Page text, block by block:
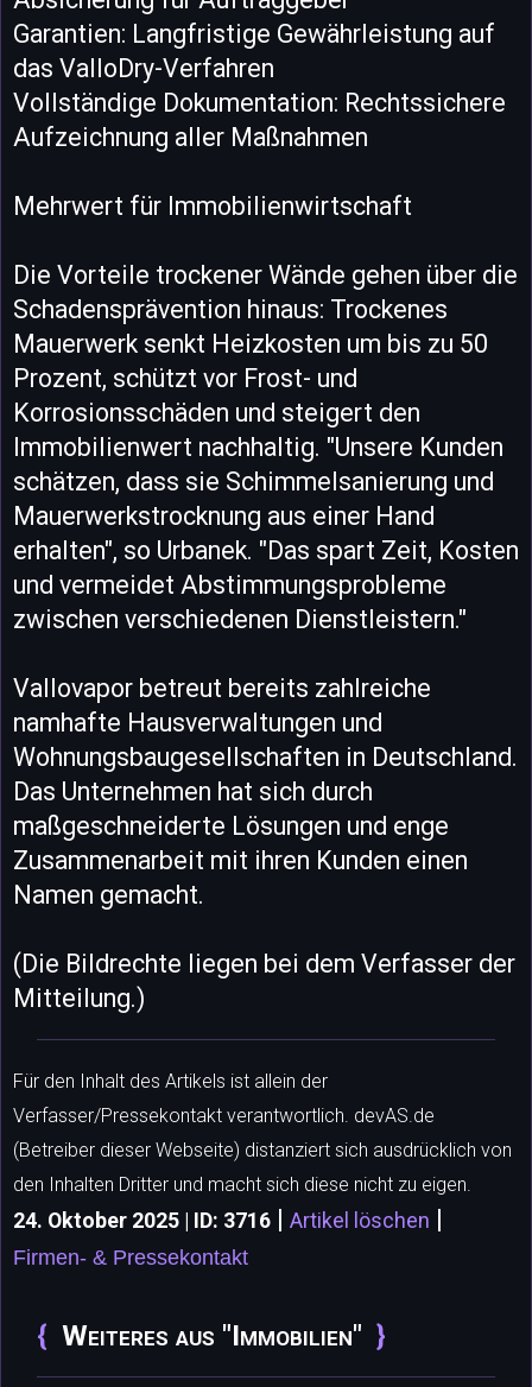
Garantien: Langfristige Gewährleistung auf
das ValloDry-Verfahren
Vollständige Dokumentation: Rechtssichere
Aufzeichnung aller Maßnahmen
Mehrwert für Immobilienwirtschaft
Die Vorteile trockener Wände gehen über die
Schadensprävention hinaus: Trockenes
Mauerwerk senkt Heizkosten um bis zu 50
Prozent, schützt vor Frost- und
Korrosionsschäden und steigert den
Immobilienwert nachhaltig. "Unsere Kunden
schätzen, dass sie Schimmelsanierung und
Mauerwerkstrocknung aus einer Hand
erhalten", so Urbanek. "Das spart Zeit, Kosten
und vermeidet Abstimmungsprobleme
zwischen verschiedenen Dienstleistern."
Vallovapor betreut bereits zahlreiche
namhafte Hausverwaltungen und
Wohnungsbaugesellschaften in Deutschland.
Das Unternehmen hat sich durch
maßgeschneiderte Lösungen und enge
Zusammenarbeit mit ihren Kunden einen
Namen gemacht.
(Die Bildrechte liegen bei dem Verfasser der
Mitteilung.)
Für den Inhalt des Artikels ist allein der
Verfasser/Pressekontakt verantwortlich. devAS.de
(Betreiber dieser Webseite) distanziert sich ausdrücklich von
den Inhalten Dritter und macht sich diese nicht zu eigen.
24. Oktober 2025 | ID: 3716 | Artikel löschen |
Firmen- & Pressekontakt
Weiteres aus "Immobilien"